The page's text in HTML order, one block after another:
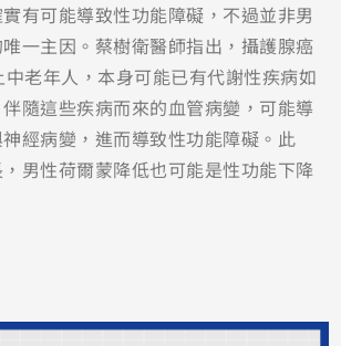
有可能導致性功能障礙，不過並非男
一主因。蔡樹衛醫師指出，攝護腺癌
老年人，本身可能已有代謝性疾病如
隨這些疾病而來的血管病變，可能導
經病變，進而導致性功能障礙。此
男性荷爾蒙降低也可能是性功能下降